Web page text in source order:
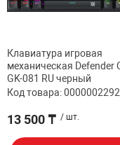
Клавиатура игровая
механическая Defender
GK-081 RU черный
Код товара:
13 500 ₸ / шт.